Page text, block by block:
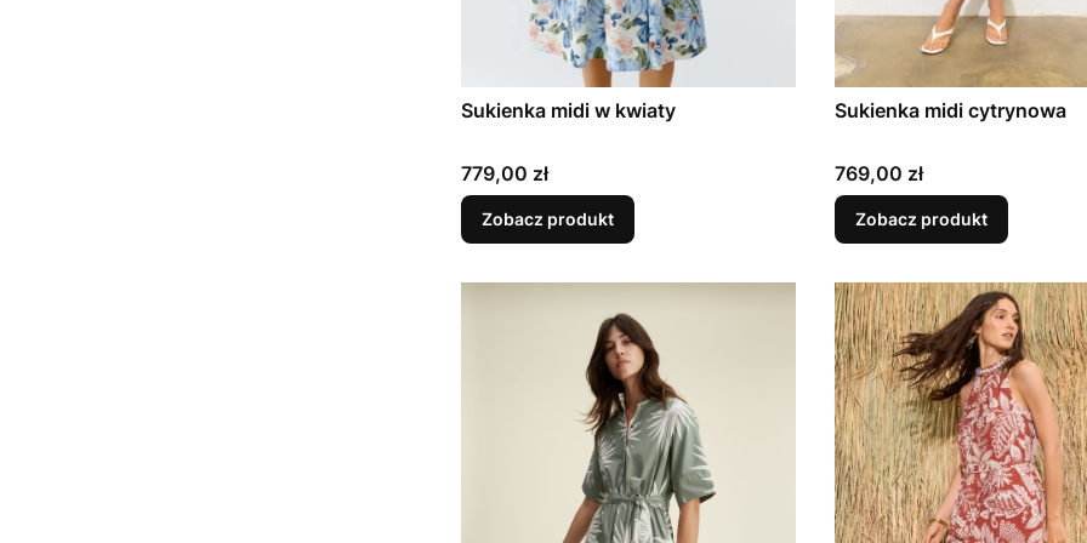
Sukienka midi w kwiaty
Cena
779,00 zł
Zobacz produkt
Sukienka midi cytrynowa
Cena
769,00 zł
Zobacz produkt